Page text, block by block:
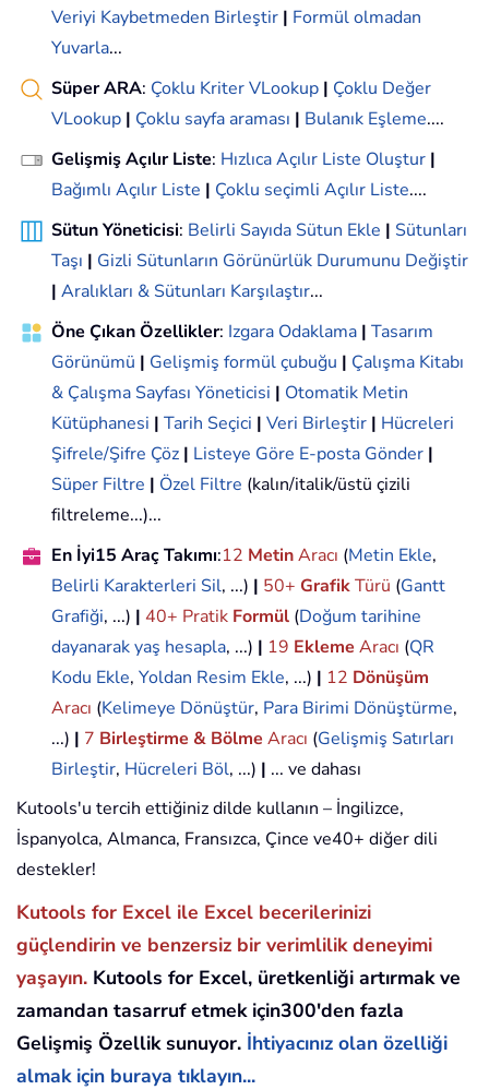
Veriyi Kaybetmeden Birleştir | Formül olmadan
Yuvarla...
Süper ARA: Çoklu Kriter VLookup | Çoklu Değer
VLookup | Çoklu sayfa araması | Bulanık Eşleme....
Gelişmiş Açılır Liste: Hızlıca Açılır Liste Oluştur |
Bağımlı Açılır Liste | Çoklu seçimli Açılır Liste....
Sütun Yöneticisi: Belirli Sayıda Sütun Ekle | Sütunları
Taşı | Gizli Sütunların Görünürlük Durumunu Değiştir
| Aralıkları & Sütunları Karşılaştır...
Öne Çıkan Özellikler: Izgara Odaklama | Tasarım
Görünümü | Gelişmiş formül çubuğu | Çalışma Kitabı
& Çalışma Sayfası Yöneticisi | Otomatik Metin
Kütüphanesi | Tarih Seçici | Veri Birleştir | Hücreleri
Şifrele/Şifre Çöz | Listeye Göre E-posta Gönder |
Süper Filtre | Özel Filtre (kalın/italik/üstü çizili
filtreleme...)...
En İyi15 Araç Takımı:12 MetinAracı (Metin Ekle,
Belirli Karakterleri Sil, ...) | 50+ GrafikTürü (Gantt
Grafiği, ...) | 40+ Pratik Formül (Doğum tarihine
dayanarak yaş hesapla, ...) | 19 Ekleme Aracı (QR
Kodu Ekle, Yoldan Resim Ekle, ...) | 12 Dönüşüm
Aracı (Kelimeye Dönüştür, Para Birimi Dönüştürme,
...) | 7 Birleştirme & Bölme Aracı (Gelişmiş Satırları
Birleştir, Hücreleri Böl, ...) | ... ve dahası
Kutools'u tercih ettiğiniz dilde kullanın – İngilizce,
İspanyolca, Almanca, Fransızca, Çince ve40+ diğer dili
destekler!
Kutools for Excel ile Excel becerilerinizi
güçlendirin ve benzersiz bir verimlilik deneyimi
yaşayın. Kutools for Excel, üretkenliği artırmak ve
zamandan tasarruf etmek için300'den fazla
Gelişmiş Özellik sunuyor. İhtiyacınız olan özelliği
almak için buraya tıklayın...